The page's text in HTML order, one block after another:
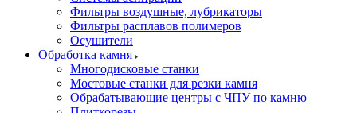
Фильтры воздушные, лубрикаторы
Фильтры расплавов полимеров
Осушители
Обработка камня
Многодисковые станки
Мостовые станки для резки камня
Обрабатывающие центры с ЧПУ по камню